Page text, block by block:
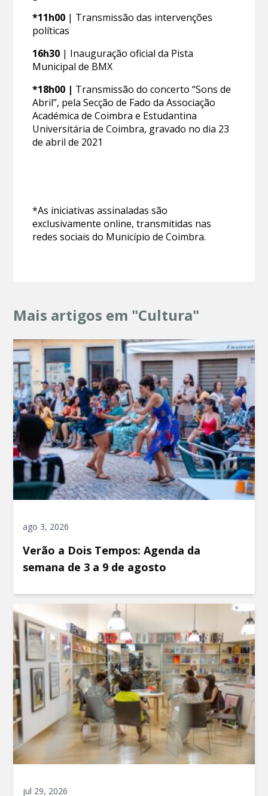
*11h00 | Transmissão das intervenções
políticas
16h30 | Inauguração oficial da Pista
Municipal de BMX
*18h00 | Transmissão do concerto “Sons de
Abril”, pela Secção de Fado da Associação
Académica de Coimbra e Estudantina
Universitária de Coimbra, gravado no dia 23
de abril de 2021
*As iniciativas assinaladas são
exclusivamente online, transmitidas nas
redes sociais do Município de Coimbra.
Mais artigos em "Cultura"
ago 3, 2026
Verão a Dois Tempos: Agenda da
semana de 3 a 9 de agosto
jul 29, 2026